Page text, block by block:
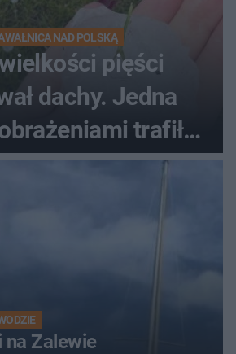
NAD POLSKĄ
pięści
dachy. Jedna
trafiła
szpitala
na Zalewie